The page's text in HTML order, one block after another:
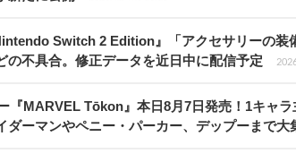
Switch 2 Edition』「アクセサリーの装
の不具合。修正データを近日中に配信予定
『MARVEL Tōkon』本日8月7日発売！1キャ
ーマンやペニー・パーカー、デップーまで大